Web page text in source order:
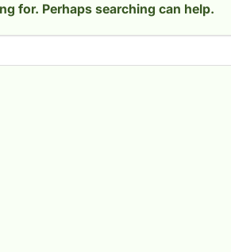
for. Perhaps searching can help.